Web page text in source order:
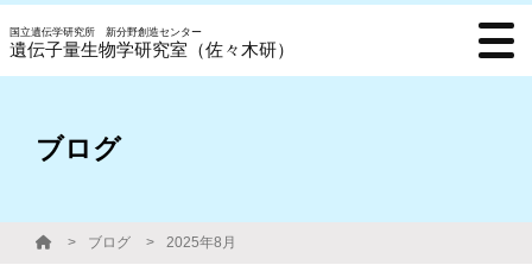
国立遺伝学研究所 新分野創造センター
遺伝子量生物学研究室（佐々木研）
ブログ
ブログ 2025年8月